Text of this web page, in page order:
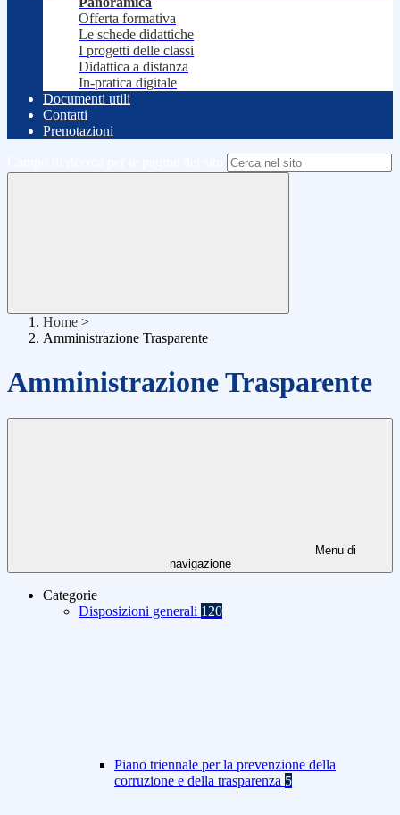
Offerta formativa
Le schede didattiche
I progetti delle classi
Didattica a distanza
In-pratica digitale
Documenti utili
Contatti
Prenotazioni
Home >
Amministrazione Trasparente
Amministrazione Trasparente
Menu di
navigazione
Categorie
Disposizioni generali 120
Piano triennale per la prevenzione della
corruzione e della trasparenza 5